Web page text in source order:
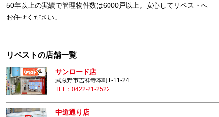
50年以上の実績で管理物件数は6000戸以上。安心してリベストへ
お任せください。
リベストの店舗一覧
サンロード店
武蔵野市吉祥寺本町1-11-24
TEL：0422-21-2522
中道通り店